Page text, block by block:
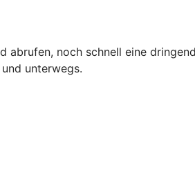
noch schnell eine
unterwegs.